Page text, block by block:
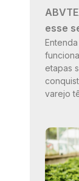
esse
etapas
varejo